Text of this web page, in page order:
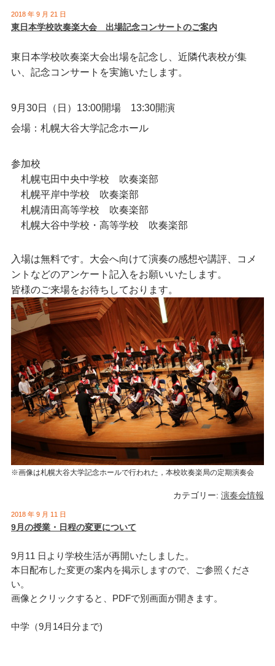
2018 年 9 月 21 日
東日本学校吹奏楽大会 出場記念コンサートのご案内
東日本学校吹奏楽大会出場を記念し、近隣代表校が集
い、記念コンサートを実施いたします。
9月30日（日）13:00開場 13:30開演
会場：札幌大谷大学記念ホール
参加校
札幌屯田中央中学校 吹奏楽部
札幌平岸中学校 吹奏楽部
札幌清田高等学校 吹奏楽部
札幌大谷中学校・高等学校 吹奏楽部
入場は無料です。大会へ向けて演奏の感想や講評、コメ
ントなどのアンケート記入をお願いいたします。
皆様のご来場をお待ちしております。
※画像は札幌大谷大学記念ホールで行われた，本校吹奏楽局の定期演奏会
カテゴリー:演奏会情報
2018 年 9 月 11 日
9月の授業・日程の変更について
9月11 日より学校生活が再開いたしました。
本日配布した変更の案内を掲示しますので、ご参照くださ
い。
画像とクリックすると、PDFで別画面が開きます。
中学（9月14日分まで)